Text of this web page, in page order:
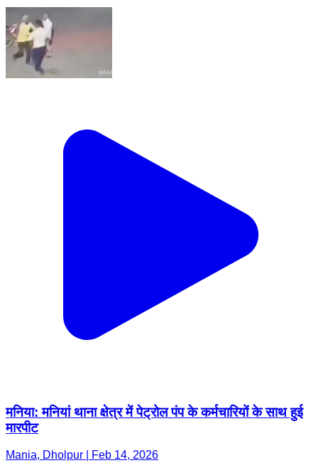
मनिया: मनियां थाना क्षेत्र में पेट्रोल पंप के कर्मचारियों के साथ हुई
मारपीट
Mania, Dholpur | Feb 14, 2026